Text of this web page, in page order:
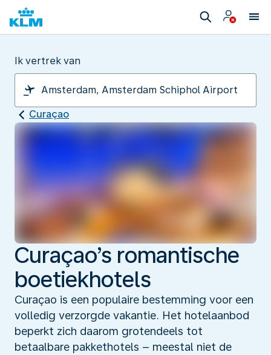
Ik vertrek van
Curaçao
Curaçao’s romantische
boetiekhotels
Curaçao is een populaire bestemming voor een
volledig verzorgde vakantie. Het hotelaanbod
beperkt zich daarom grotendeels tot
betaalbare pakkethotels – meestal niet de